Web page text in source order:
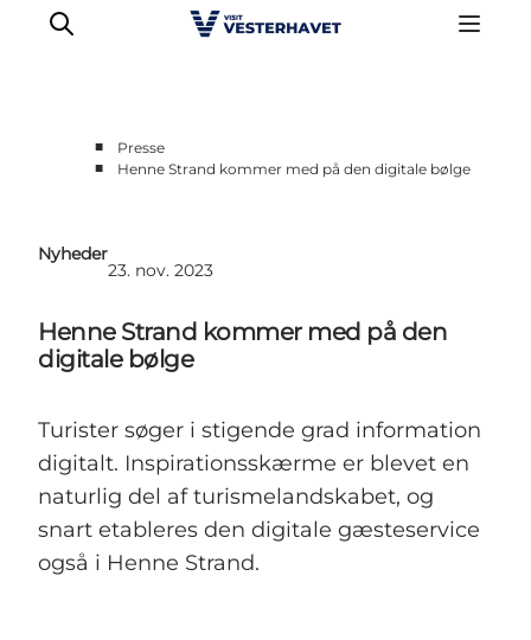
Projekter
Nyheder
Om os
■
Presse
■
Henne Strand kommer med på den digitale bølge
Nyheder
23. nov. 2023
Henne Strand kommer med på den
digitale bølge
Turister søger i stigende grad information
digitalt. Inspirationsskærme er blevet en
naturlig del af turismelandskabet, og
snart etableres den digitale gæsteservice
også i Henne Strand.